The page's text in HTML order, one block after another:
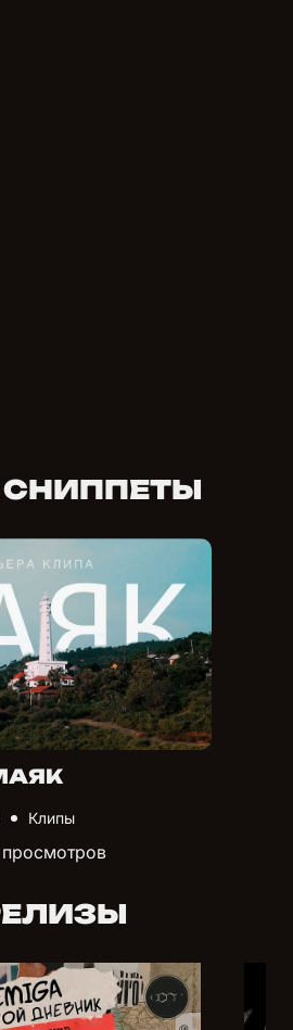
Клипы
просмотров